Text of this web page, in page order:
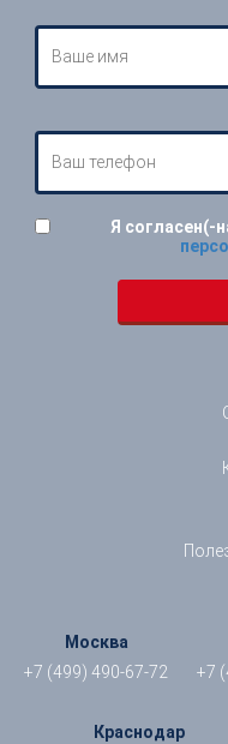
Я согласен(-
Москва
+7 (499) 490-67-72
+7
Краснодар